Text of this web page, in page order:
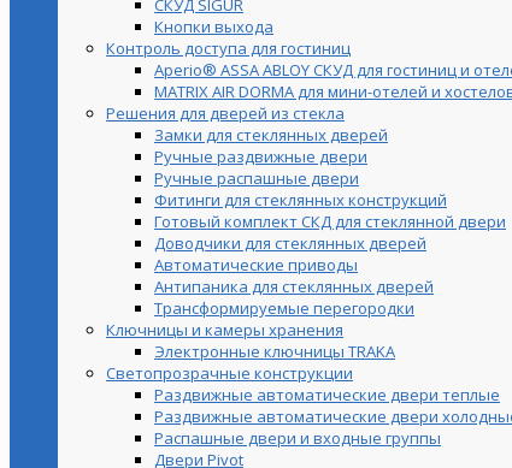
Кнопки выхода
Контроль доступа для гостиниц
Aperio® ASSA ABLOY СКУД для гостиниц и
MATRIX AIR DORMA для мини-отелей и
Решения для дверей из стекла
Замки для стеклянных дверей
Ручные раздвижные двери
Ручные распашные двери
Фитинги для стеклянных конструкций
Готовый комплект СКД для стеклянной двери
Доводчики для стеклянных дверей
Автоматические приводы
Антипаника для стеклянных дверей
Трансформируемые перегородки
Ключницы и камеры хранения
Электронные ключницы TRAKA
Светопрозрачные конструкции
Раздвижные автоматические двери теплые
Раздвижные автоматические двери
Распашные двери и входные группы
Двери Pivot